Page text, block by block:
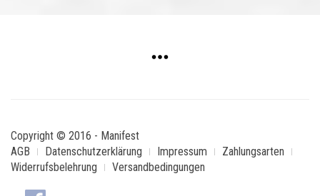
Copyright © 2016 - Manifest
AGB
Datenschutzerklärung Impressum
Zahlungsarten
Widerrufsbelehrung
Versandbedingungen